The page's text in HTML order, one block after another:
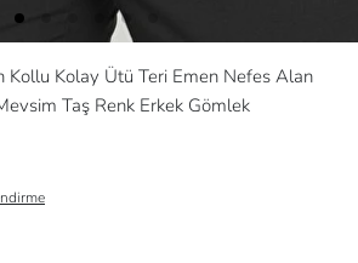
Kollu Kolay Ütü Teri Emen Nefes Alan
Taş Renk Erkek Gömlek